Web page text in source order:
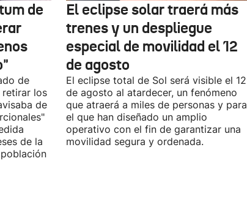
de
de
retirar los
de
de la
El eclipse solar traerá más
trenes y un despliegue
especial de movilidad el 12
de agosto
El eclipse total de Sol será visible el 12
de agosto al atardecer, un fenómeno
que atraerá a miles de personas y para
el que han diseñado un amplio
operativo con el fin de garantizar una
movilidad segura y ordenada.